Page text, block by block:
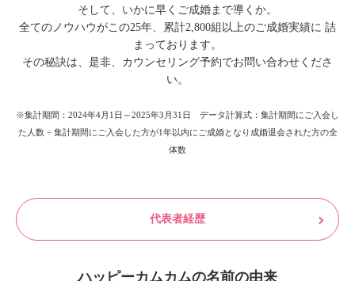
そして、いかに早くご成婚まで導くか。
全てのノウハウがこの25年、累計2,800組以上のご成婚実績に 詰
まっております。
その秘訣は、是非、カウンセリング予約でお問い合わせくださ
い。
※集計期間：2024年4月1日～2025年3月31日 データ計算式：集計期間にご入会し
た人数 ÷ 集計期間にご入会した方が1年以内にご成婚となり成婚退会された方の全
体数
代表者経歴
ハッピーカムカムの名前の由来